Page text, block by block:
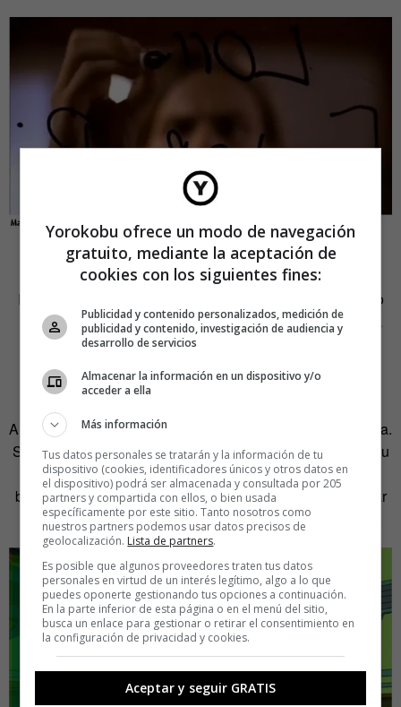
LA EMOCIÓN ESTÁ EN EL PROCESO
Imagina que enciendes la tele y ves el final de un capítulo
de CSI donde se revela el nombre del asesino, se detalla
cómo cometió el crimen y cómo murió la víctima. Al ver la
última escena recibes datos, no emociones.
está en el proceso, el seguimiento del método.
A menudo, el cine científico ofrece datos de manera rotunda.
Si el divulgador quiere interesar al público, debe mostrar su
incertidumbre, el proceso y la emoción que siente en la
búsqueda. Es más interesante hacerse preguntas y buscar
las respuestas, que ofrecer las respuestas «a palo seco».
Yorokobu ofrece un modo de navegación
gratuito, mediante la aceptación de
cookies con los siguientes fines:
Publicidad y contenido personalizados, medición de
publicidad y contenido, investigación de audiencia y
desarrollo de servicios
Almacenar la información en un dispositivo y/o
acceder a ella
Más información
Tus datos personales se tratarán y la información de tu
dispositivo (cookies, identificadores únicos y otros datos en
el dispositivo) podrá ser almacenada y consultada por 205
partners y compartida con ellos, o bien usada
específicamente por este sitio. Tanto nosotros como
nuestros partners podemos usar datos precisos de
geolocalización. Lista de partners.
Es posible que algunos proveedores traten tus datos
personales en virtud de un interés legítimo, algo a lo que
puedes oponerte gestionando tus opciones a continuación.
En la parte inferior de esta página o en el menú del sitio,
busca un enlace para gestionar o retirar el consentimiento en
la configuración de privacidad y cookies.
Aceptar y seguir GRATIS